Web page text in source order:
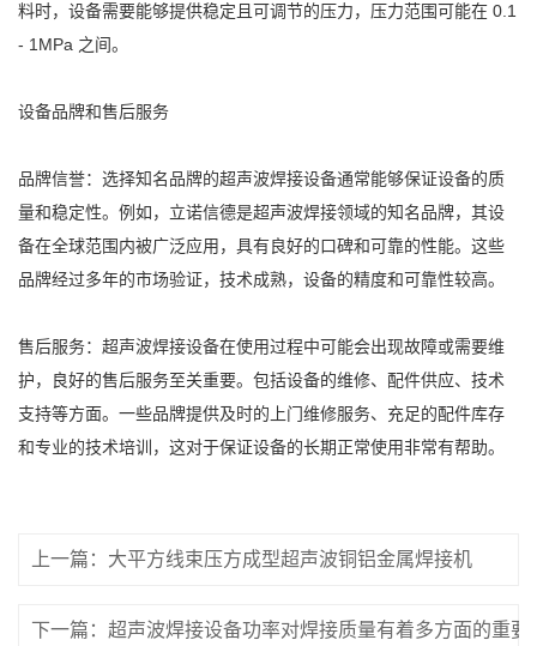
料时，设备需要能够提供稳定且可调节的压力，压力范围可能在 0.1
- 1MPa 之间。
设备品牌和售后服务
品牌信誉：选择知名品牌的超声波焊接设备通常能够保证设备的质
量和稳定性。例如，立诺信德是超声波焊接领域的知名品牌，其设
备在全球范围内被广泛应用，具有良好的口碑和可靠的性能。这些
品牌经过多年的市场验证，技术成熟，设备的精度和可靠性较高。
售后服务：超声波焊接设备在使用过程中可能会出现故障或需要维
护，良好的售后服务至关重要。包括设备的维修、配件供应、技术
支持等方面。一些品牌提供及时的上门维修服务、充足的配件库存
和专业的技术培训，这对于保证设备的长期正常使用非常有帮助。
上一篇：大平方线束压方成型超声波铜铝金属焊接机
下一篇：超声波焊接设备功率对焊接质量有着多方面的重要